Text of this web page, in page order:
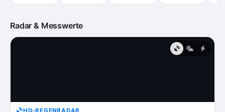
Radar & Messwerte
HD-REGENRADAR